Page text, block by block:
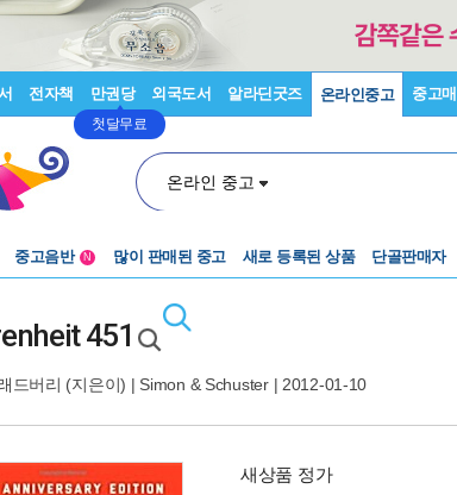
전자책 만권당
첫달무료
외국도서 알라딘굿즈 온라인중고 중고
온라인 중고
중고음반
N 많이 판매된 중고 새로 등록된 상품 단골판매자
451
드버리 (지은이) | Simon & Schuster| 2012-01-10
새상품 정가